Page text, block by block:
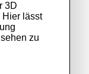
3D
Hier lässt
zu